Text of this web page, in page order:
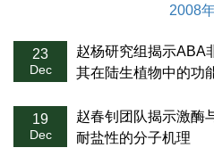
2008
23
Dec
赵杨研究组揭示ABA
其在陆生植物中的功
19
Dec
赵春钊团队揭示激酶
耐盐性的分子机理